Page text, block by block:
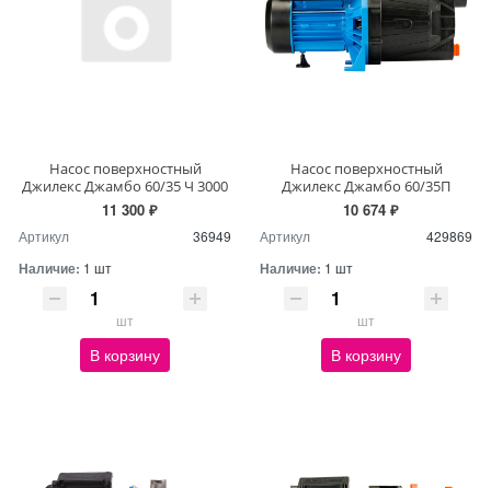
Насос поверхностный
Джилекс Джамбо 60/35 Ч 3000
11 300 ₽
Артикул 36949
Наличие: 1 шт
шт
В корзину
Насос поверхностный
Джилекс Джамбо 60/35П
10 674 ₽
Артикул 429869
Наличие: 1 шт
шт
В корзину